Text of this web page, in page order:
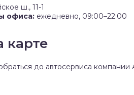
ш., 11-1
офиса: ежедневно, 09:00–22:00
карте
до автосервиса